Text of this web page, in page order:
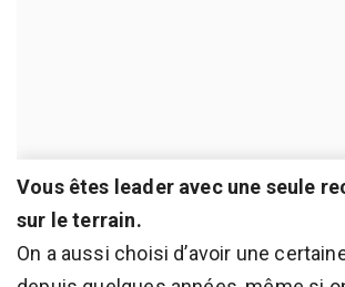
Vous êtes leader avec une seule
sur le terrain.
On a aussi choisi d’avoir une